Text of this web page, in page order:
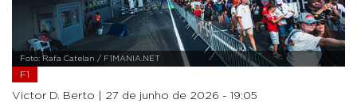
Foto: Rafa Catelan / F1MANIA.NET
F1
Victor D. Berto | 27 de junho de 2026 - 19:05